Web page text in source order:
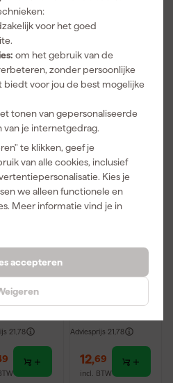
voor het goed
om het gebruik van de
zonder persoonlijke
biedt voor jou de best mogelijke
tonen van gepersonaliseerde
je internetgedrag.
te klikken, geef je
van alle cookies, inclusief
Kies je
we alleen functionele en
Meer informatie vind je in
accepteren
-
- 100 x
(5st)
21,78
K120 - 100 x
Adviesprijs 21,78
12,69
incl. BTW